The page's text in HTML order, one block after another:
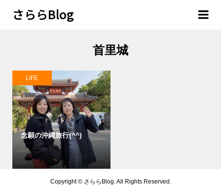
さららBlog
首里城
念願の沖縄旅行(^^)
LIFE
Copyright ©さららBlog. All Rights Reserved.